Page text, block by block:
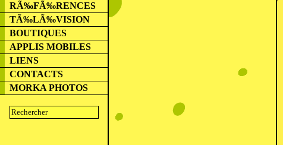
RÃ‰FÃ‰RENCES
TÃ‰LÃ‰VISION
BOUTIQUES
APPLIS MOBILES
LIENS
CONTACTS
MORKA PHOTOS